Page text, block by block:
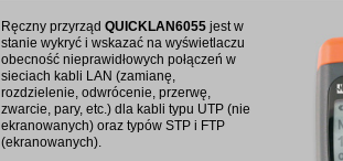
Ręczny przyrząd QUICKLAN6055 jest w
stanie wykryć i wskazać na wyświetlaczu
obecność nieprawidłowych połączeń w
sieciach kabli LAN (zamianę,
rozdzielenie, odwrócenie, przerwę,
zwarcie, pary, etc.) dla kabli typu UTP (nie
ekranowanych) oraz typów STP i FTP
(ekranowanych).